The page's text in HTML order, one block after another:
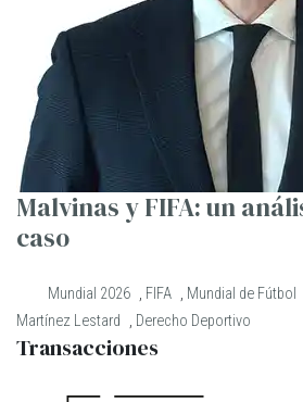
Malvinas y FIFA: un
caso
Mundial 2026 , FIFA , Mundial de Fútbol
Martínez Lestard , Derecho Deportivo
Transacciones